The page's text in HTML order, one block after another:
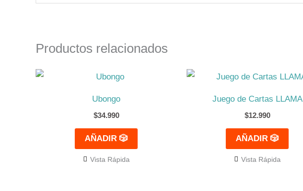
Productos relacionados
Ubongo
$34.990
AÑADIR 🎲
Vista Rápida
Juego de Cartas LLAMA
$12.990
AÑADIR 🎲
Vista Rápida